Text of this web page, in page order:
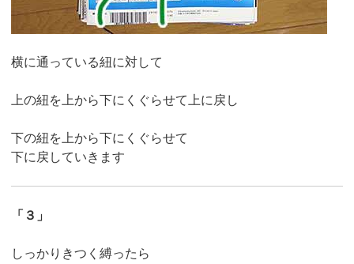
横に通っている紐に対して
上の紐を上から下にくぐらせて上に戻し
下の紐を上から下にくぐらせて
下に戻していきます
「３」
しっかりきつく縛ったら